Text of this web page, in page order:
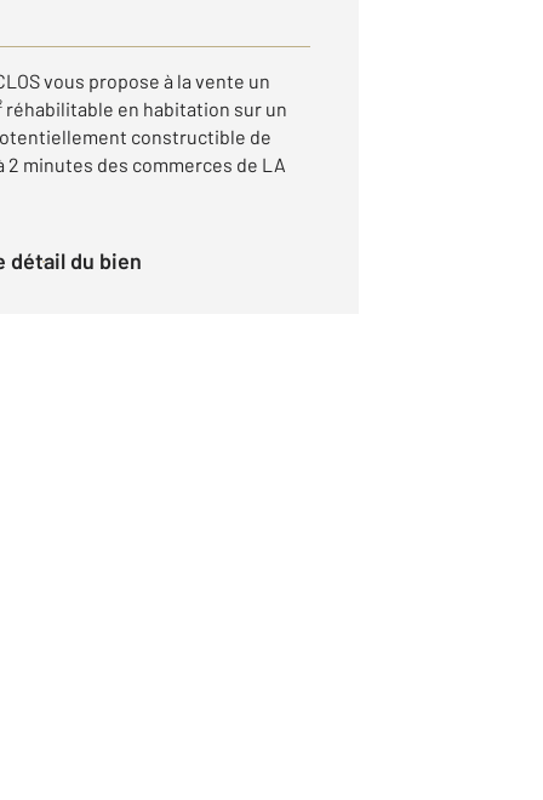
vous propose à la vente un
réhabilitable en habitation sur un
constructible de
2 minutes des commerces de LA
détail du bien